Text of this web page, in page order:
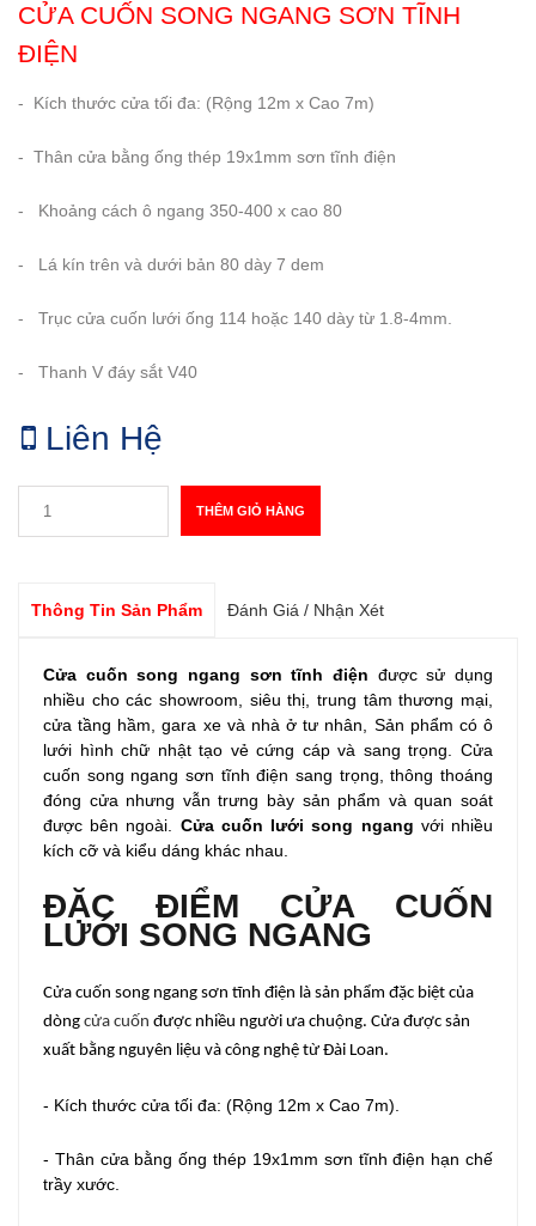
CỬA CUỐN SONG NGANG SƠN TĨNH
ĐIỆN
- Kích thước cửa tối đa: (Rộng 12m x Cao 7m)
- Thân cửa bằng ống thép 19x1mm sơn tĩnh điện
- Khoảng cách ô ngang 350-400 x cao 80
- Lá kín trên và dưới bản 80 dày 7 dem
- Trục cửa cuốn lưới ống 114 hoặc 140 dày từ 1.8-4mm.
- Thanh V đáy sắt V40
Liên Hệ
THÊM GIỎ HÀNG
Thông Tin Sản Phẩm Đánh Giá / Nhận Xét
Cửa cuốn song ngang sơn tĩnh điện được sử dụng
nhiều cho các showroom, siêu thị, trung tâm thương mại,
cửa tầng hầm, gara xe và nhà ở tư nhân, Sản phẩm có ô
lưới hình chữ nhật tạo vẻ cứng cáp và sang trọng. Cửa
cuốn song ngang sơn tĩnh điện sang trọng, thông thoáng
đóng cửa nhưng vẫn trưng bày sản phẩm và quan soát
được bên ngoài. Cửa cuốn lưới song ngang với nhiều
kích cỡ và kiểu dáng khác nhau.
ĐẶC ĐIỂM CỬA CUỐN
LƯỚI SONG NGANG
Cửa cuốn song ngang sơn tĩnh điện là sản phẩm đặc biệt của
dòng cửa cuốn được nhiều người ưa chuộng. Cửa được sản
xuất bằng nguyên liệu và công nghệ từ Đài Loan.
- Kích thước cửa tối đa: (Rộng 12m x Cao 7m).
- Thân cửa bằng ống thép 19x1mm sơn tĩnh điện hạn chế
trầy xước.